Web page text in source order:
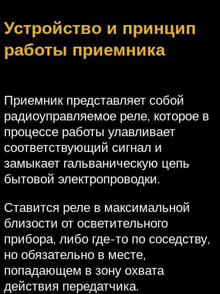
Устройство и принцип
работы приемника
Приемник представляет собой
радиоуправляемое реле, которое в
процессе работы улавливает
соответствующий сигнал и
замыкает гальваническую цепь
бытовой электропроводки.
Ставится реле в максимальной
близости от осветительного
прибора, либо где-то по соседству,
но обязательно в месте,
попадающем в зону охвата
действия передатчика.